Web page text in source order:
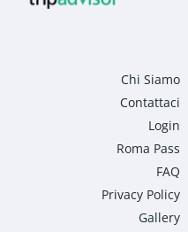
Chi Siamo
Contattaci
Login
Roma Pass
FAQ
Privacy Policy
Gallery